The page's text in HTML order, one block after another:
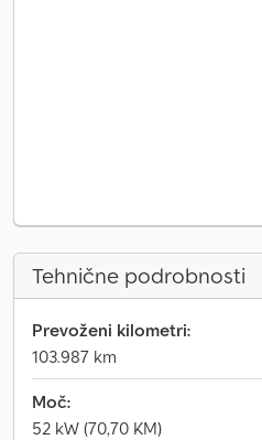
Tehnične podrobnosti
Prevoženi kilometri:
103.987 km
Moč:
52 kW (70,70 KM)